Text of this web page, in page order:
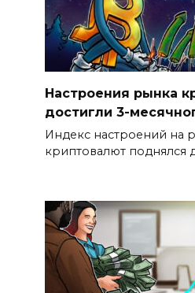
Настроения рынка
достигли 3-
Индекс настроений на
криптовалют поднялся